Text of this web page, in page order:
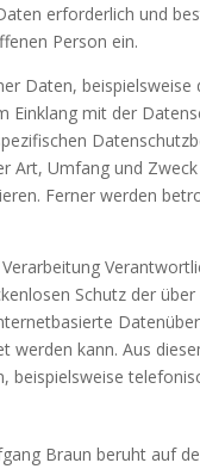
erforderlich und
Person ein.
Daten,
mit der
Art, Umfang und
Ferner werden
Schutz der
werden kann. Aus
beispielsweise
Braun beruht auf